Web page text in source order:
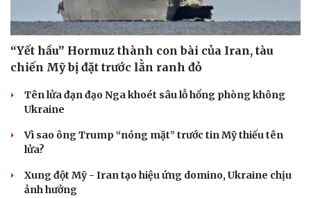
Cải chính
“Yết hầu” Hormuz thành con bài của Iran, tàu
chiến Mỹ bị đặt trước lằn ranh đỏ
Tên lửa đạn đạo Nga khoét sâu lỗ hổng phòng không
Ukraine
Vì sao ông Trump “nóng mặt” trước tin Mỹ thiếu tên
lửa?
Xung đột Mỹ - Iran tạo hiệu ứng domino, Ukraine chịu
ảnh hưởng